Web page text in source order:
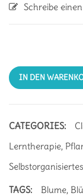
Schreibe
IN DEN
CATEGORIES:
Lerntherapie,
TAGS: Blume,